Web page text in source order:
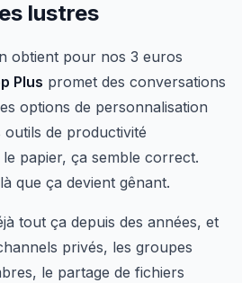
lustres
obtient pour nos 3 euros
Plus promet des conversations
options de personnalisation
outils de productivité
papier, ça semble correct.
que ça devient gênant.
tout ça depuis des années, et
privés, les groupes
le partage de fichiers